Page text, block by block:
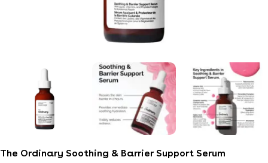
The Ordinary Soothing & Barrier Support Serum